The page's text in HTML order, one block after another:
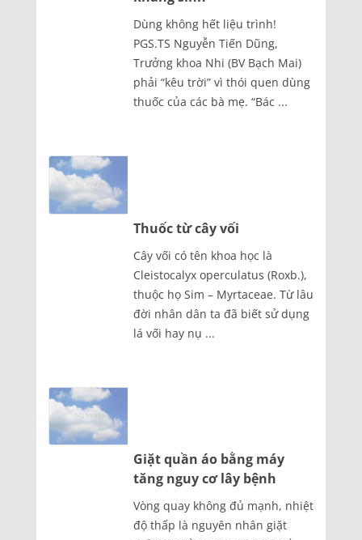
Dùng không hết liệu trình!
PGS.TS Nguyễn Tiến Dũng,
Trưởng khoa Nhi (BV Bạch Mai)
phải “kêu trời” vì thói quen dùng
thuốc của các bà mẹ. “Bác ...
Thuốc từ cây vối
Cây vối có tên khoa học là
Cleistocalyx operculatus (Roxb.),
thuộc họ Sim – Myrtaceae. Từ lâu
đời nhân dân ta đã biết sử dụng
lá vối hay nụ ...
Giặt quần áo bằng máy
tăng nguy cơ lây bệnh
Vòng quay không đủ mạnh, nhiệt
độ thấp là nguyên nhân giặt